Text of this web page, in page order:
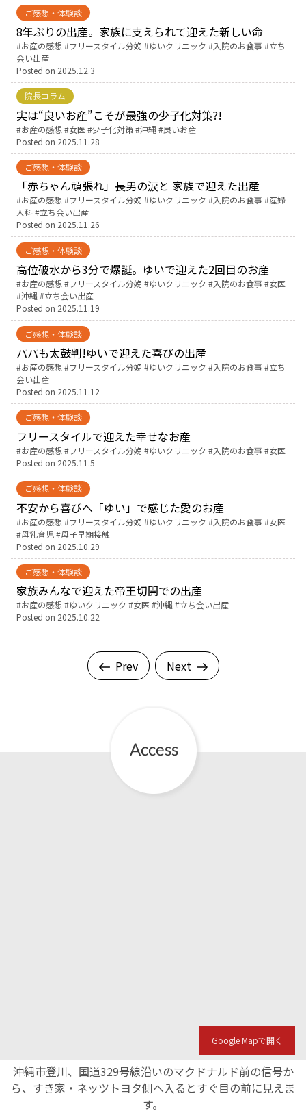
ご感想・体験談
8年ぶりの出産。家族に支えられて迎えた新しい命
Tags:
お産の感想 フリースタイル分娩 ゆいクリニック 入院のお食事
立ち
会い出産
Posted on 2025.12.3
院長コラム
実は“良いお産”こそが最強の少子化対策?!
Tags:
お産の感想 女医 少子化対策 沖縄
良いお産
Posted on 2025.11.28
ご感想・体験談
「赤ちゃん頑張れ」長男の涙と 家族で迎えた出産
Tags:
お産の感想 フリースタイル分娩 ゆいクリニック 入院のお食事
産婦
人科
立ち会い出産
Posted on 2025.11.26
ご感想・体験談
高位破水から3分で爆誕。ゆいで迎えた2回目のお産
Tags:
お産の感想 フリースタイル分娩 ゆいクリニック 入院のお食事
女医
沖縄
立ち会い出産
Posted on 2025.11.19
ご感想・体験談
パパも太鼓判!ゆいで迎えた喜びの出産
Tags:
お産の感想 フリースタイル分娩 ゆいクリニック 入院のお食事
立ち
会い出産
Posted on 2025.11.12
ご感想・体験談
フリースタイルで迎えた幸せなお産
Tags:
お産の感想 フリースタイル分娩 ゆいクリニック 入院のお食事
女医
Posted on 2025.11.5
ご感想・体験談
不安から喜びへ「ゆい」で感じた愛のお産
Tags:
お産の感想 フリースタイル分娩 ゆいクリニック 入院のお食事
女医
母乳育児 母子早期接触
Posted on 2025.10.29
ご感想・体験談
家族みんなで迎えた帝王切開での出産
Tags:
お産の感想 ゆいクリニック 女医 沖縄
立ち会い出産
Posted on 2025.10.22
Prev Next
Google Mapで開く
沖縄市登川、国道329号線沿いのマクドナルド前の信号か
ら、すき家・ネッツトヨタ側へ入るとすぐ目の前に見えま
す。
遠方にお住まいで当院での出産を希望される方へ
English Page